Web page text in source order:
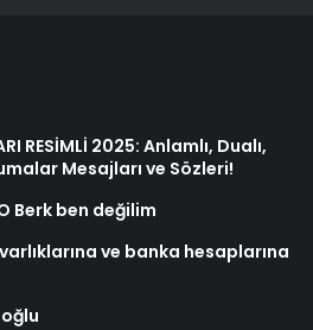
RESİMLİ 2025: Anlamlı, Dualı,
Mesajları ve Sözleri!
Berk ben değilim
ve banka hesaplarına